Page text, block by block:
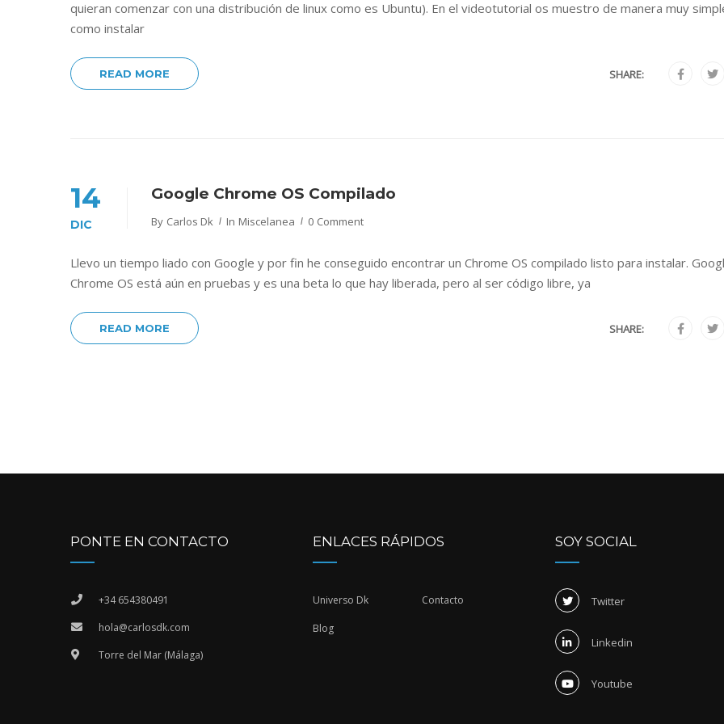
quieran comenzar con una distribución de linux como es Ubuntu). En el videotutorial os muestro de manera muy
como instalar
READ MORE SHARE:
14
DIC
Google Chrome OS Compilado
By Carlos Dk In Miscelanea 0 Comment
Llevo un tiempo liado con Google y por fin he conseguido encontrar un Chrome OS compilado listo para instalar.
Chrome OS está aún en pruebas y es una beta lo que hay liberada, pero al ser código libre, ya
READ MORE SHARE:
PONTE EN CONTACTO
+34 654380491
hola@carlosdk.com
Torre del Mar (Málaga)
ENLACES RÁPIDOS
Universo Dk Contacto
Blog
SOY SOCIAL
Twitter
Linkedin
Youtube